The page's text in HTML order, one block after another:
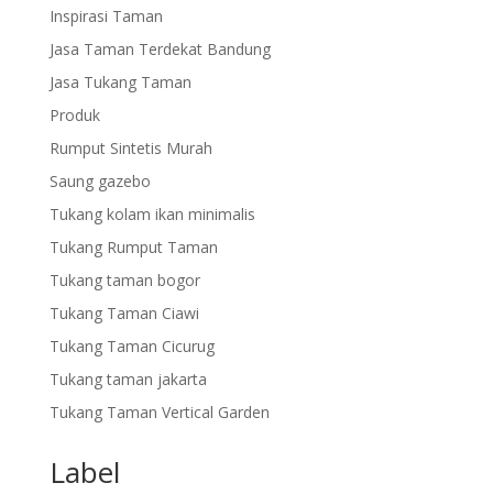
Inspirasi Taman
Jasa Taman Terdekat Bandung
Jasa Tukang Taman
Produk
Rumput Sintetis Murah
Saung gazebo
Tukang kolam ikan minimalis
Tukang Rumput Taman
Tukang taman bogor
Tukang Taman Ciawi
Tukang Taman Cicurug
Tukang taman jakarta
Tukang Taman Vertical Garden
Label